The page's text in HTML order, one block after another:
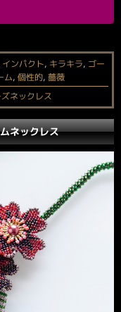
インパクト, キラキラ, ゴー
ム, 個性的, 薔薇
ネックレス
ネックレス